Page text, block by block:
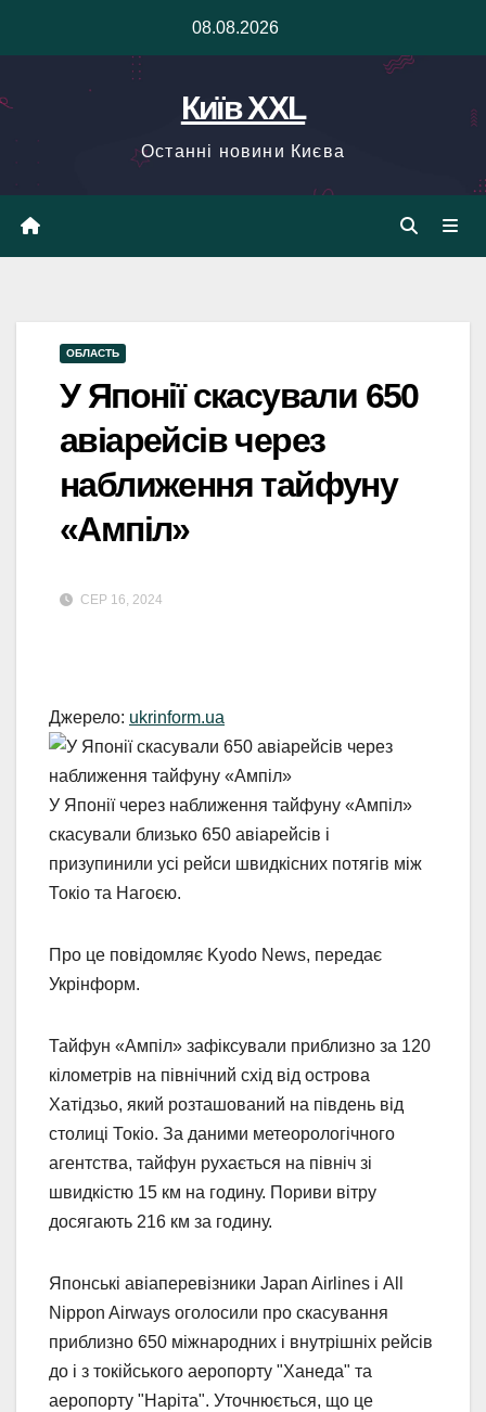
08.08.2026
Київ XXL
Останні новини Києва
ОБЛАСТЬ
У Японії скасували 650
авіарейсів через
наближення тайфуну
«Ампіл»
СЕР 16, 2024
Джерело: ukrinform.ua
У Японії через наближення тайфуну «Ампіл»
скасували близько 650 авіарейсів і
призупинили усі рейси швидкісних потягів між
Токіо та Нагоєю.
Про це повідомляє Kyodo News, передає
Укрінформ.
Тайфун «Ампіл» зафіксували приблизно за 120
кілометрів на північний схід від острова
Хатідзьо, який розташований на південь від
столиці Токіо. За даними метеорологічного
агентства, тайфун рухається на північ зі
швидкістю 15 км на годину. Пориви вітру
досягають 216 км за годину.
Японські авіаперевізники Japan Airlines і All
Nippon Airways оголосили про скасування
приблизно 650 міжнародних і внутрішніх рейсів
до і з токійського аеропорту "Ханеда" та
аеропорту "Наріта". Уточнюється, що це